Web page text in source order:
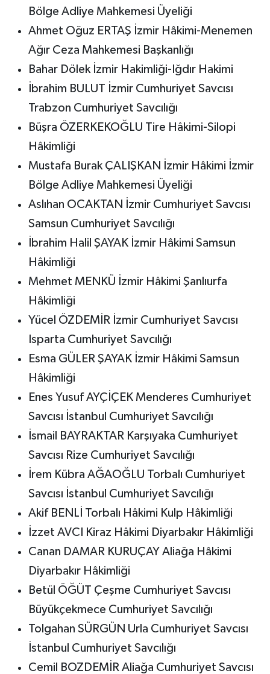
Bölge Adliye Mahkemesi Üyeliği
Ahmet Oğuz ERTAŞ İzmir Hâkimi-Menemen
Ağır Ceza Mahkemesi Başkanlığı
Bahar Dölek İzmir Hakimliği-Iğdır Hakimi
İbrahim BULUT İzmir Cumhuriyet Savcısı
Trabzon Cumhuriyet Savcılığı
Büşra ÖZERKEKOĞLU Tire Hâkimi-Silopi
Hâkimliği
Mustafa Burak ÇALIŞKAN İzmir Hâkimi İzmir
Bölge Adliye Mahkemesi Üyeliği
Aslıhan OCAKTAN İzmir Cumhuriyet Savcısı
Samsun Cumhuriyet Savcılığı
İbrahim Halil ŞAYAK İzmir Hâkimi Samsun
Hâkimliği
Mehmet MENKÜ İzmir Hâkimi Şanlıurfa
Hâkimliği
Yücel ÖZDEMİR İzmir Cumhuriyet Savcısı
Isparta Cumhuriyet Savcılığı
Esma GÜLER ŞAYAK İzmir Hâkimi Samsun
Hâkimliği
Enes Yusuf AYÇİÇEK Menderes Cumhuriyet
Savcısı İstanbul Cumhuriyet Savcılığı
İsmail BAYRAKTAR Karşıyaka Cumhuriyet
Savcısı Rize Cumhuriyet Savcılığı
İrem Kübra AĞAOĞLU Torbalı Cumhuriyet
Savcısı İstanbul Cumhuriyet Savcılığı
Akif BENLİ Torbalı Hâkimi Kulp Hâkimliği
İzzet AVCI Kiraz Hâkimi Diyarbakır Hâkimliği
Canan DAMAR KURUÇAY Aliağa Hâkimi
Diyarbakır Hâkimliği
Betül ÖĞÜT Çeşme Cumhuriyet Savcısı
Büyükçekmece Cumhuriyet Savcılığı
Tolgahan SÜRGÜN Urla Cumhuriyet Savcısı
İstanbul Cumhuriyet Savcılığı
Cemil BOZDEMİR Aliağa Cumhuriyet Savcısı